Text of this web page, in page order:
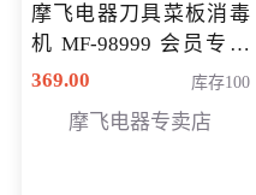
摩飞电器刀具菜板消毒
机 MF-98999 会员专享
价286元
369.00 库存100
摩飞电器专卖店